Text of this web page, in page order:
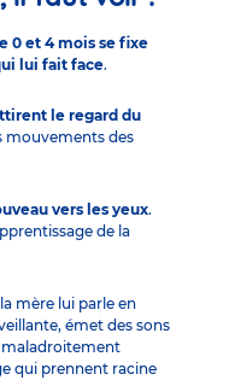
0 et 4 mois se fixe
lui fait face.
le regard du
mouvements des
vers les yeux.
de la
mère lui parle en
émet des sons
maladroitement
qui prennent racine